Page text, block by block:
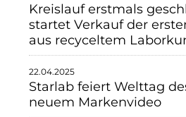
ZielstattQuartier
123C DIGITAL
Neue Mitte Fürth
Pride SKIN
Kreislauf erstmals
startet Verkauf der
aus recyceltem
22.04.2025
Starlab feiert Welttag
neuem Markenvideo